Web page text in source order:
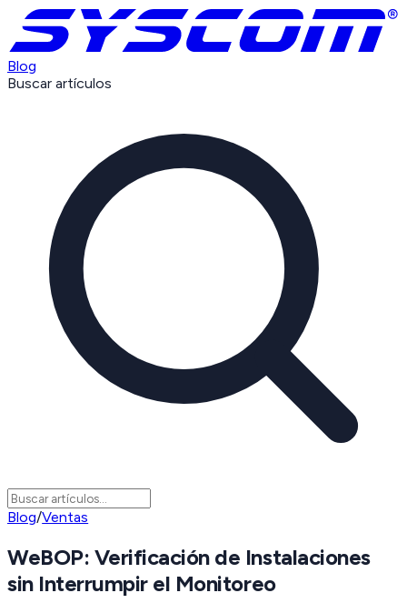
Blog
Buscar artículos
Blog/Ventas
WeBOP: Verificación de Instalaciones
sin Interrumpir el Monitoreo